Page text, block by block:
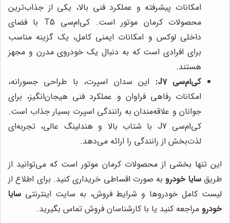
امکانات پیشرفته و عملکرد فنی بالا، یکی از جذاب‌ترین
محصولات کرمان موتور است. کی‌ام‌سی T5 با فضای
داخلی لوکس و امکانات ایمنی کامل، یک گزینه مناسب
برای افرادی است که به دنبال یک خودروی مدرن و مجهز
هستند.
کی‌ام‌سی J7:
این سدان اسپرت، با طراحی جسورانه،
امکانات رفاهی فراوان و عملکرد فنی هیجان‌انگیز، برای
جوانان و علاقه‌مندان به رانندگی اسپرت بسیار جذاب است.
کی‌ام‌سی J7 با شتاب بالا و هندلینگ عالی، تجربه‌ای
لذت‌بخش از رانندگی را ارائه می‌دهد.
این تنها بخشی از محصولات کرمان موتور است که می‌توانید از
طریقسایا خودرو به صورت اقساطی خریداری کنید. برای اطلاع از
لیست کامل خودروها و شرایط فروش، به سایت اینترنتی سایا
خودرو مراجعه کنید یا با کارشناسان فروش تماس بگیرید.